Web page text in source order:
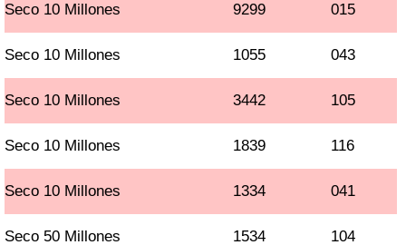
Seco 10 Millones 9299 015
Seco 10 Millones 1055 043
Seco 10 Millones 3442 105
Seco 10 Millones 1839 116
Seco 10 Millones 1334 041
Seco 50 Millones 1534 104